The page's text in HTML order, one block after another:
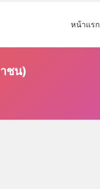
หน้าแรก
ชน)